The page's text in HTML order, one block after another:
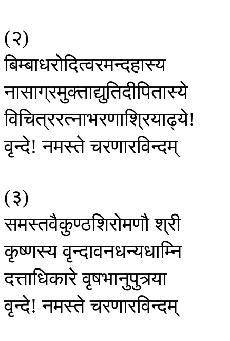
(२)
बिम्बाधरोदित्वरमन्दहास्य
नासाग्रमुक्ताद्युतिदीपितास्ये
विचित्ररत्नाभरणाश्रियाढ्ये!
वृन्दे!नमस्तेचरणारविन्दम्
(३)
समस्तवैकुण्ठशिरोमणौश्री
कृष्णस्यवृन्दावनधन्यधाम्नि
दत्ताधिकारेवृषभानुपुत्र्या
वृन्दे!नमस्तेचरणारविन्दम्